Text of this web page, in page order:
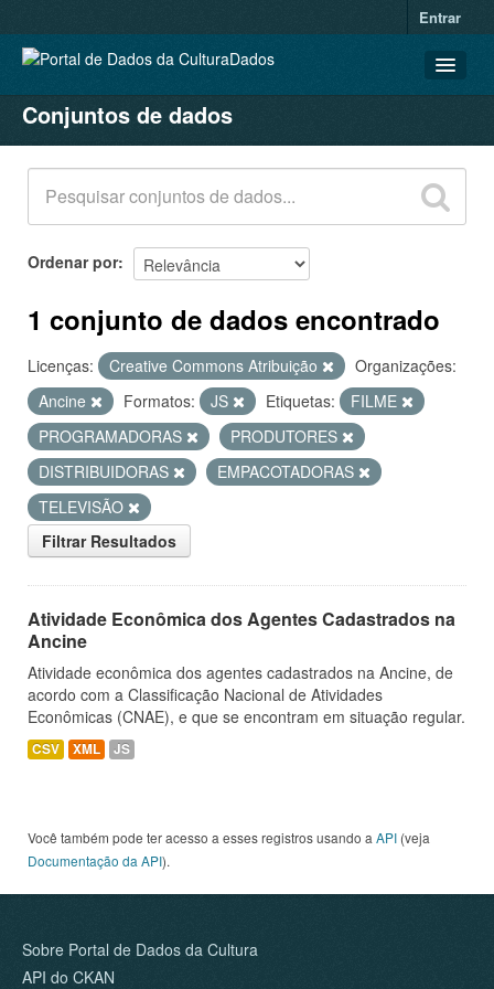
Entrar
CONJUNTOS DE DADOS
ORGANIZAÇÕES
GRUPOS
SOBRE
Conjuntos de dados
Ordenar por
1 conjunto de dados encontrado
Licenças: Creative Commons Atribuição
Organizações:
Ancine
Formatos: JS Etiquetas:
FILME
PROGRAMADORAS
PRODUTORES
DISTRIBUIDORAS
EMPACOTADORAS
TELEVISÃO
Filtrar Resultados
Atividade Econômica dos Agentes Cadastrados na
Ancine
Atividade econômica dos agentes cadastrados na Ancine, de
acordo com a Classificação Nacional de Atividades
Econômicas (CNAE), e que se encontram em situação regular.
CSV XML JS
Você também pode ter acesso a esses registros usando a API (veja
Documentação da API).
Sobre Portal de Dados da Cultura
API do CKAN